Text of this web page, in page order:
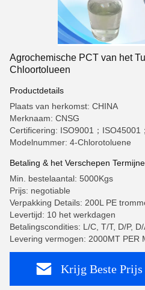
Agrochemische PCT van het
Chloortolueen
Productdetails
Plaats van herkomst: CHINA
Merknaam: CNSG
Certificering: ISO9001；ISO45001
Modelnummer: 4-Chlorotoluene
Betaling & het Verschepen
Min. bestelaantal: 5000Kgs
Prijs: negotiable
Verpakking Details: 200L PE
Levertijd: 10 het werkdagen
Betalingscondities: L/C, T/T, D/P,
Levering vermogen: 2000MT PER
Krijg Beste Prijs